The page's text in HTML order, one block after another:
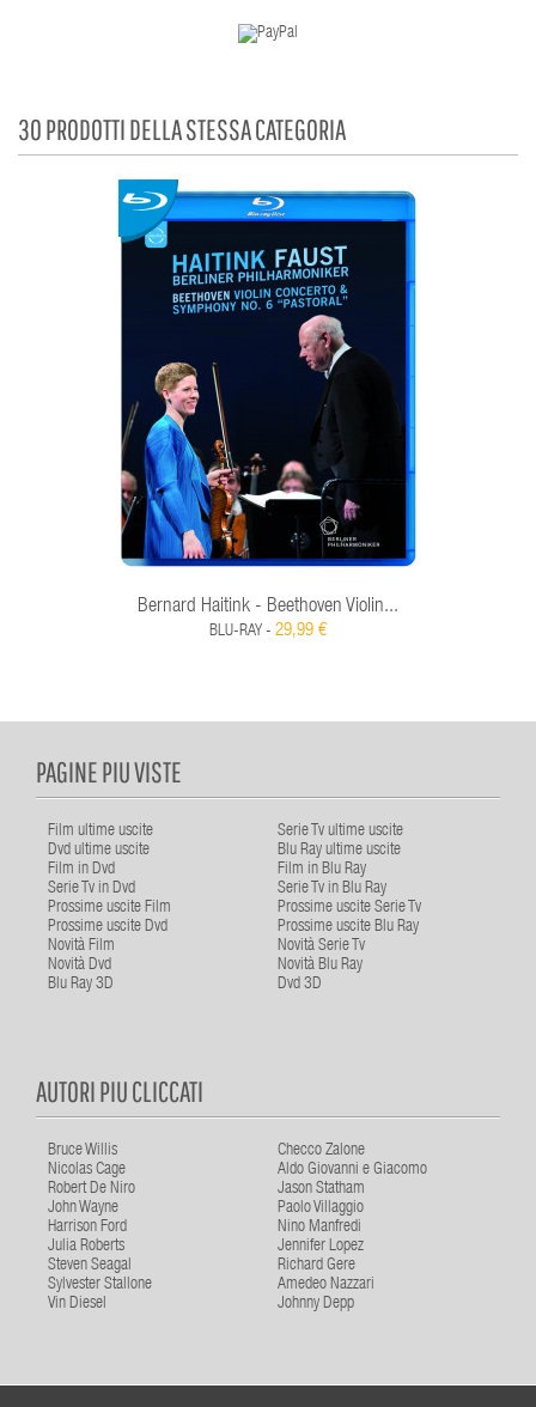
30 PRODOTTI DELLA STESSA CATEGORIA
Bernard Haitink - Beethoven Violin...
BLU-RAY - 29,99 €
PAGINE PIU VISTE
Film ultime uscite
Serie Tv ultime uscite
Dvd ultime uscite
Blu Ray ultime uscite
Film in Dvd
Film in Blu Ray
Serie Tv in Dvd
Serie Tv in Blu Ray
Prossime uscite Film
Prossime uscite Serie Tv
Prossime uscite Dvd
Prossime uscite Blu Ray
Novità Film
Novità Serie Tv
Novità Dvd
Novità Blu Ray
Blu Ray 3D
Dvd 3D
AUTORI PIU CLICCATI
Bruce Willis
Checco Zalone
Nicolas Cage
Aldo Giovanni e Giacomo
Robert De Niro
Jason Statham
John Wayne
Paolo Villaggio
Harrison Ford
Nino Manfredi
Julia Roberts
Jennifer Lopez
Steven Seagal
Richard Gere
Sylvester Stallone
Amedeo Nazzari
Vin Diesel
Johnny Depp